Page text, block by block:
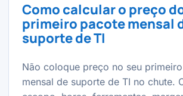
Como calcular o preço
primeiro pacote mensal
suporte de TI
Não coloque preço no seu
mensal de suporte de TI no chute.